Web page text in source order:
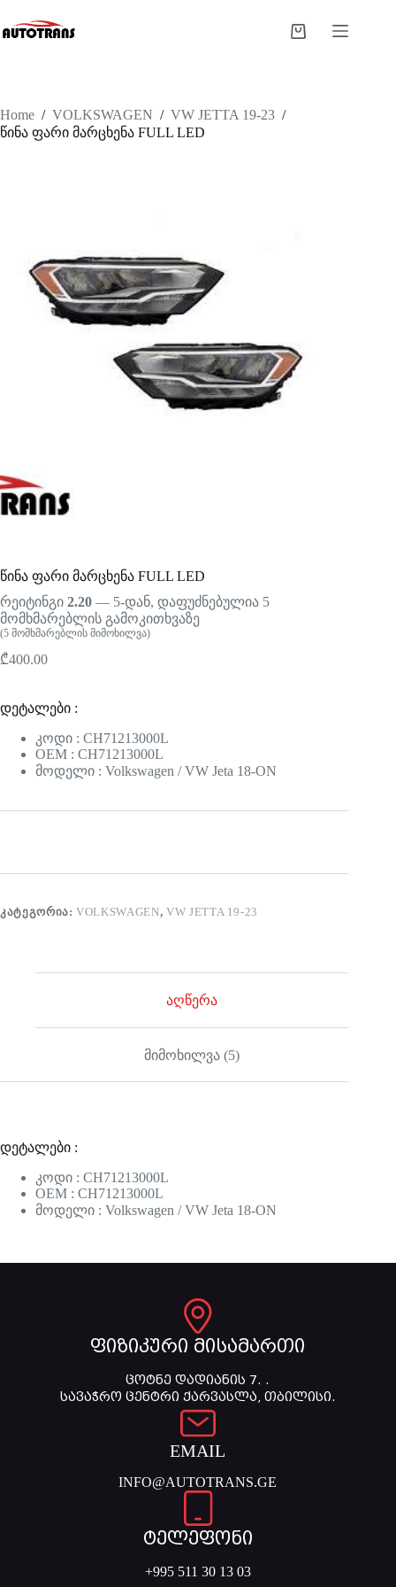
Home / VOLKSWAGEN / VW JETTA 19-23 /
წინა ფარი მარცხენა FULL LED
წინა ფარი მარცხენა FULL LED
რეიტინგი 2.20 — 5-დან, დაფუძნებულია 5
მომხმარებლის გამოკითხვაზე
(5 მომხმარებლის მიმოხილვა)
₾400.00
დეტალები :
კოდი : CH71213000L
OEM : CH71213000L
მოდელი : Volkswagen / VW Jeta 18-ON
ᲙᲐᲢᲔᲒᲝᲠᲘᲐ:VOLKSWAGEN, VW JETTA 19-23
აღწერა
მიმოხილვა (5)
დეტალები :
კოდი : CH71213000L
OEM : CH71213000L
მოდელი : Volkswagen / VW Jeta 18-ON
ფიზიკური მისამართი
ცოტნე დადიანის 7. .
სავაჭრო ცენტრი ქარვასლა, თბილისი.
EMAIL
INFO@AUTOTRANS.GE
ტელეფონი
+995 511 30 13 03